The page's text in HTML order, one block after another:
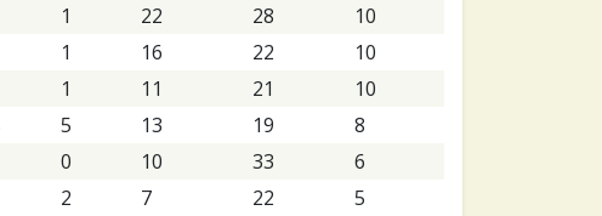
1 22 28
10
1 16 22
10
1 11 21
10
5 13 19
8
0 10 33
6
2 7 22
5